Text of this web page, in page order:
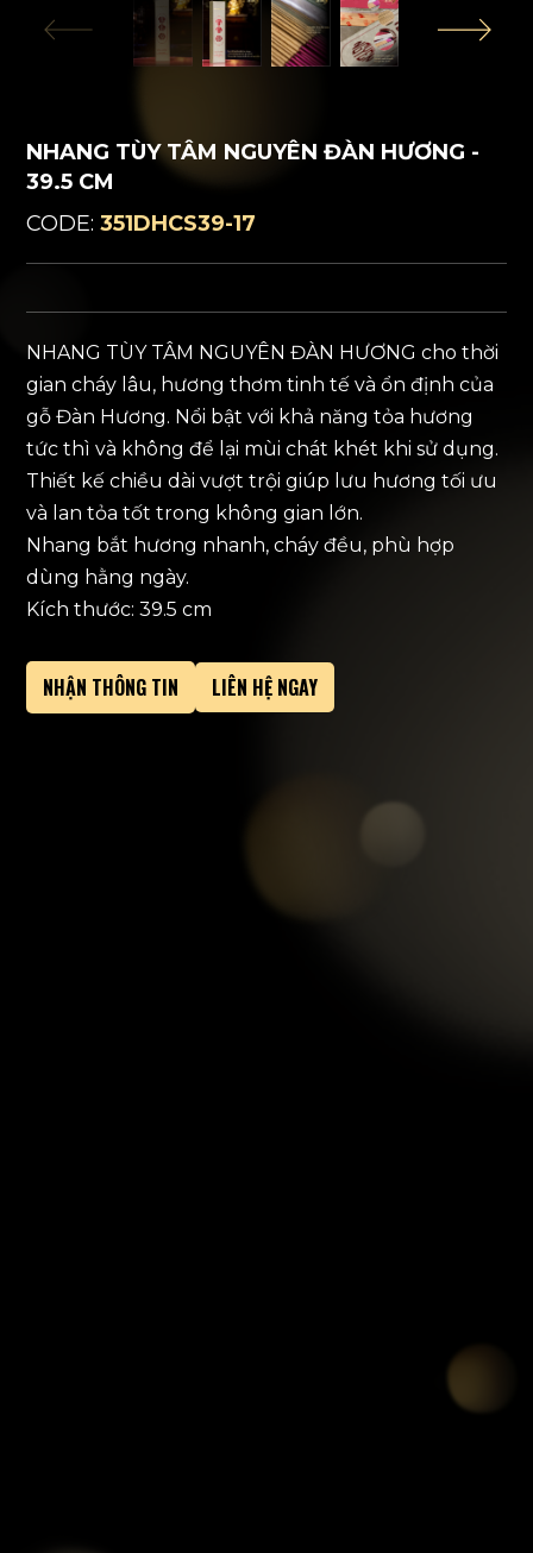
NHANG TÙY TÂM NGUYÊN ĐÀN HƯƠNG -
39.5 CM
CODE:351DHCS39-17
NHANG TÙY TÂM NGUYÊN ĐÀN HƯƠNG cho thời
gian cháy lâu, hương thơm tinh tế và ổn định của
gỗ Đàn Hương. Nổi bật với khả năng tỏa hương
tức thì và không để lại mùi chát khét khi sử dụng.
Thiết kế chiều dài vượt trội giúp lưu hương tối ưu
và lan tỏa tốt trong không gian lớn.
Nhang bắt hương nhanh, cháy đều, phù hợp
dùng hằng ngày.
Kích thước: 39.5 cm
NHẬN THÔNG TIN LIÊN HỆ NGAY